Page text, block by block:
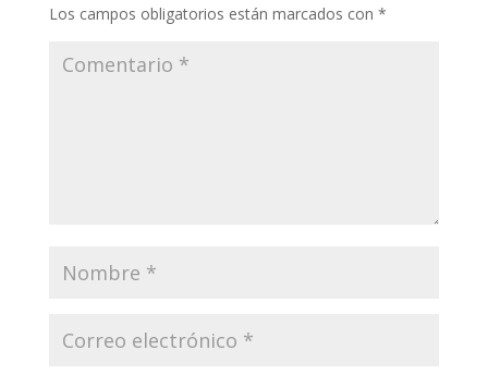
Los campos obligatorios están marcados con *